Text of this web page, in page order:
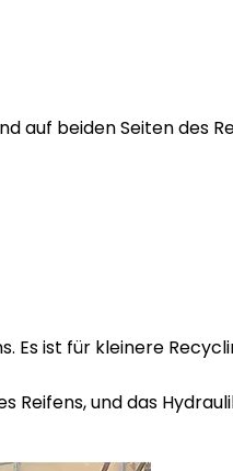
auf beiden Seiten des
Es ist für kleinere
Reifens, und das